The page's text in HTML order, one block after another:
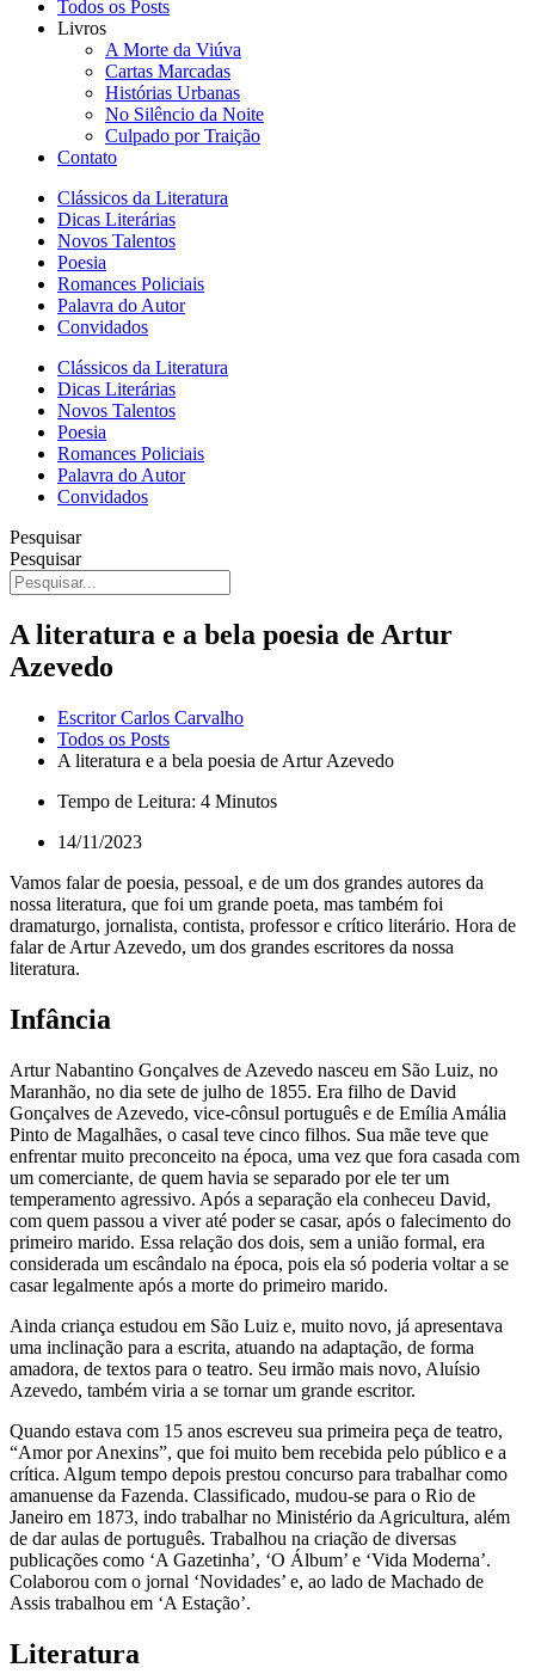
Todos os Posts
Livros
A Morte da Viúva
Cartas Marcadas
Histórias Urbanas
No Silêncio da Noite
Culpado por Traição
Contato
Clássicos da Literatura
Dicas Literárias
Novos Talentos
Poesia
Romances Policiais
Palavra do Autor
Convidados
Clássicos da Literatura
Dicas Literárias
Novos Talentos
Poesia
Romances Policiais
Palavra do Autor
Convidados
Pesquisar
Pesquisar
A literatura e a bela poesia de Artur
Azevedo
Escritor Carlos Carvalho
Todos os Posts
A literatura e a bela poesia de Artur Azevedo
Tempo de Leitura: 4 Minutos
14/11/2023
Vamos falar de poesia, pessoal, e de um dos grandes autores da
nossa literatura, que foi um grande poeta, mas também foi
dramaturgo, jornalista, contista, professor e crítico literário. Hora de
falar de Artur Azevedo, um dos grandes escritores da nossa
literatura.
Infância
Artur Nabantino Gonçalves de Azevedo nasceu em São Luiz, no
Maranhão, no dia sete de julho de 1855. Era filho de David
Gonçalves de Azevedo, vice-cônsul português e de Emília Amália
Pinto de Magalhães, o casal teve cinco filhos. Sua mãe teve que
enfrentar muito preconceito na época, uma vez que fora casada com
um comerciante, de quem havia se separado por ele ter um
temperamento agressivo. Após a separação ela conheceu David,
com quem passou a viver até poder se casar, após o falecimento do
primeiro marido. Essa relação dos dois, sem a união formal, era
considerada um escândalo na época, pois ela só poderia voltar a se
casar legalmente após a morte do primeiro marido.
Ainda criança estudou em São Luiz e, muito novo, já apresentava
uma inclinação para a escrita, atuando na adaptação, de forma
amadora, de textos para o teatro. Seu irmão mais novo, Aluísio
Azevedo, também viria a se tornar um grande escritor.
Quando estava com 15 anos escreveu sua primeira peça de teatro,
“Amor por Anexins”, que foi muito bem recebida pelo público e a
crítica. Algum tempo depois prestou concurso para trabalhar como
amanuense da Fazenda. Classificado, mudou-se para o Rio de
Janeiro em 1873, indo trabalhar no Ministério da Agricultura, além
de dar aulas de português. Trabalhou na criação de diversas
publicações como ‘A Gazetinha’, ‘O Álbum’ e ‘Vida Moderna’.
Colaborou com o jornal ‘Novidades’ e, ao lado de Machado de
Assis trabalhou em ‘A Estação’.
Literatura